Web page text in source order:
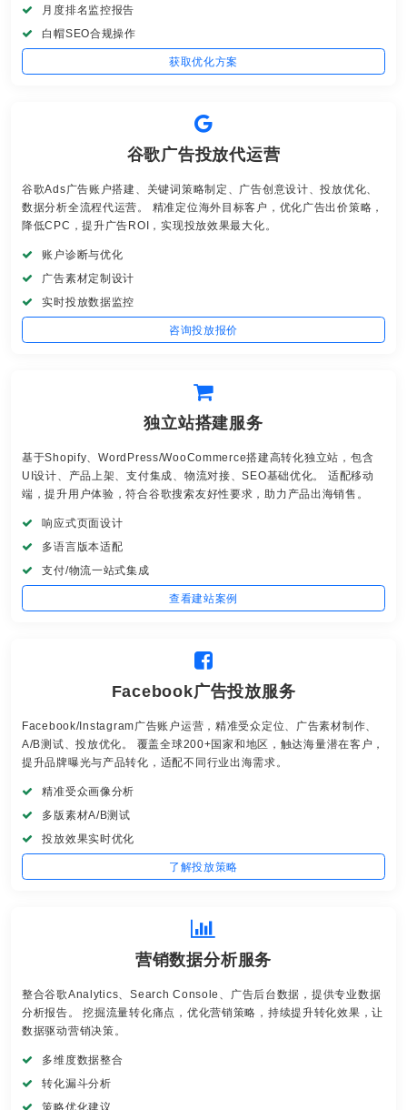
月度排名监控报告
白帽SEO合规操作
获取优化方案
谷歌广告投放代运营
谷歌Ads广告账户搭建、关键词策略制定、广告创意设计、投放优化、
数据分析全流程代运营。 精准定位海外目标客户，优化广告出价策略，
降低CPC，提升广告ROI，实现投放效果最大化。
账户诊断与优化
广告素材定制设计
实时投放数据监控
咨询投放报价
独立站搭建服务
基于Shopify、WordPress/WooCommerce搭建高转化独立站，包含
UI设计、产品上架、支付集成、物流对接、SEO基础优化。 适配移动
端，提升用户体验，符合谷歌搜索友好性要求，助力产品出海销售。
响应式页面设计
多语言版本适配
支付/物流一站式集成
查看建站案例
Facebook广告投放服务
Facebook/Instagram广告账户运营，精准受众定位、广告素材制作、
A/B测试、投放优化。 覆盖全球200+国家和地区，触达海量潜在客户，
提升品牌曝光与产品转化，适配不同行业出海需求。
精准受众画像分析
多版素材A/B测试
投放效果实时优化
了解投放策略
营销数据分析服务
整合谷歌Analytics、Search Console、广告后台数据，提供专业数据
分析报告。 挖掘流量转化痛点，优化营销策略，持续提升转化效果，让
数据驱动营销决策。
多维度数据整合
转化漏斗分析
策略优化建议